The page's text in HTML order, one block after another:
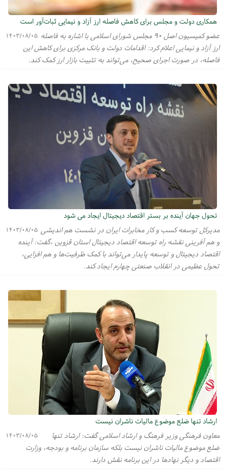
همکاری دولت و مجلس برای کاهش فاصله ارز آزاد و نیمایی ثبات‌آور است
۱۴۰۳/۰۸/۰۵ عضو کمیسیون اصل ۹۰ مجلس شورای اسلامی با اشاره به فاصله
ارز آزاد و نیمایی اعلام کرد: اقدامات دولت و بانک مرکزی برای کاهش این
فاصله، در صورت اجرای صحیح، می‌تواند به تثبیت بازار ارز کمک کند.
تحول جهان آینده بر بستر اقتصاد دیجیتال ایجاد می شود
۱۴۰۳/۰۸/۰۵ مدیرکل توسعه کسب و کار مخابرات ایران در نشست هم اندیشی
و هم آفرینی نقشه راه توسعه اقتصاد دیجیتال استان قزوین ،گفت: آینده
اقتصاد دیجیتال و توسعه پایدار می‌تواند با کمک ظرفیت‌ها و هم افزایی،
تحول عظیمی در انقلاب صنعتی چهارم ایجاد کند.
ارشاد تنها ضلع موضوع مالیات ناشران نیست
۱۴۰۳/۰۸/۰۵
معاون فرهنگی وزیر فرهنگ و ارشاد اسلامی گفت: ارشاد تنها
ضلع موضوع مالیات ناشران نیست بلکه سازمان برنامه و بودجه، وزارت
اقتصاد و دیگر نهاد‌ها در این برنامه نقش دارند.